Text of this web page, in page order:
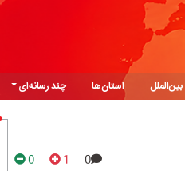
بین‌الملل استان‌ها
چند رسانه‌ای
0
1
0